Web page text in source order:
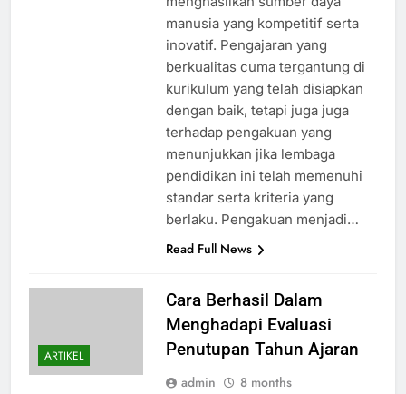
manusia yang kompetitif serta
inovatif. Pengajaran yang
berkualitas cuma tergantung di
kurikulum yang telah disiapkan
dengan baik, tetapi juga juga
terhadap pengakuan yang
menunjukkan jika lembaga
pendidikan ini telah memenuhi
standar serta kriteria yang
berlaku. Pengakuan menjadi…
Read Full News
ARTIKEL
Cara Berhasil Dalam
Menghadapi Evaluasi
Penutupan Tahun Ajaran
admin
8 months